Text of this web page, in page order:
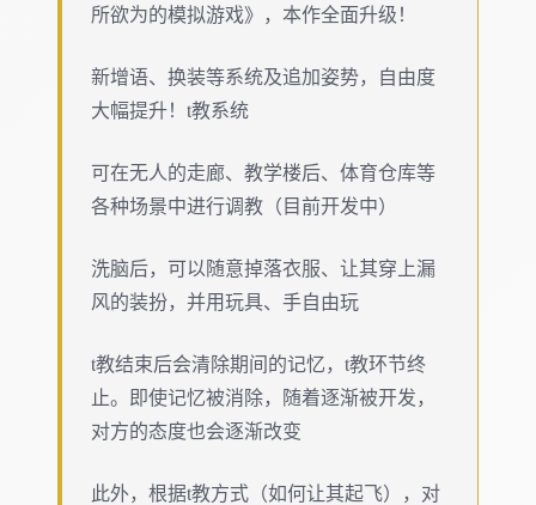
所欲为的模拟游戏》，本作全面升级！
新增语、换装等系统及追加姿势，自由度
大幅提升！t教系统
可在无人的走廊、教学楼后、体育仓库等
各种场景中进行调教（目前开发中）
洗脑后，可以随意掉落衣服、让其穿上漏
风的装扮，并用玩具、手自由玩
t教结束后会清除期间的记忆，t教环节终
止。即使记忆被消除，随着逐渐被开发，
对方的态度也会逐渐改变
此外，根据t教方式（如何让其起飞），对